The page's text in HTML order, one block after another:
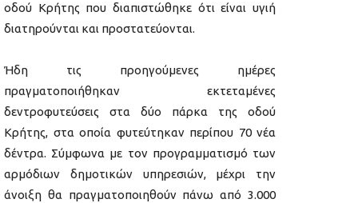
οδού Κρήτης που διαπιστώθηκε ότι είναι υγιή
διατηρούνται και προστατεύονται.
Ήδη τις προηγούμενες ημέρες
πραγματοποιήθηκαν εκτεταμένες
δεντροφυτεύσεις στα δύο πάρκα της οδού
Κρήτης, στα οποία φυτεύτηκαν περίπου 70 νέα
δέντρα. Σύμφωνα με τον προγραμματισμό των
αρμόδιων δημοτικών υπηρεσιών, μέχρι την
άνοιξη θα πραγματοποιηθούν πάνω από 3.000